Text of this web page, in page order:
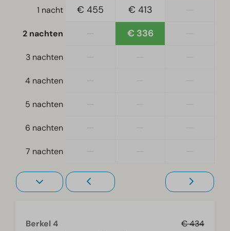
Slaapkamer
Eenpersoonsbed(den): 4
Slaapkamer(s) beneden: 2
Toegankelijkheid
Woonkamer
1 nacht
€ 455 € 413
2 nachten € 336
3 nachten
4 nachten
5 nachten
6 nachten
7 nachten
€ 434
Berkel 4